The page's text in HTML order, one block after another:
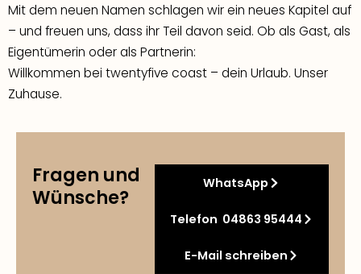
Mit dem neuen Namen schlagen wir ein neues Kapitel auf
– und freuen uns, dass ihr Teil davon seid. Ob als Gast, als
Eigentümerin oder als Partnerin:
Willkommen bei twentyfive coast – dein Urlaub. Unser
Zuhause.
Fragen und
Wünsche?
WhatsApp
Telefon 04863 95444
E-Mail schreiben